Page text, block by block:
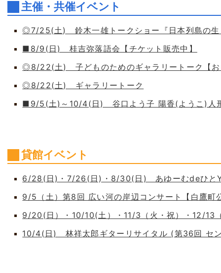
主催・共催イベント
◎7/25(土) 鈴木一雄トークショー『日本列島の生
■8/9(日) 桂吉弥落語会【チケット販売中】
◎8/22(土) 子どものためのギャラリートーク【お
◎8/22(土) ギャラリートーク
■9/5(土)～10/4(日) 谷口よう子 陽香(ようこ)人
貸館イベント
6/28(日)・7/26(日)・8/30(日) あゆーむdeひと
9/5（土）第8回 広い河の岸辺コンサート【白鷹町
9/20(日）・10/10(土）・11/3（火・祝）・12/
10/4(日) 林祥太郎ギターリサイタル (第36回 セ